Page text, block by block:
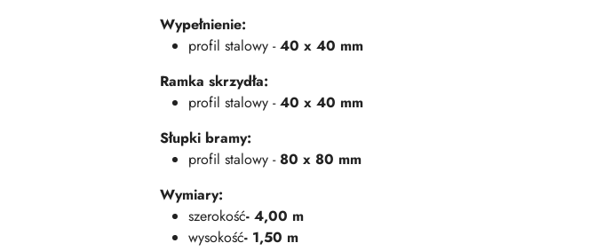
Wypełnienie:
profil stalowy -40 x 40 mm
Ramka skrzydła:
profil stalowy -40 x 40 mm
Słupki bramy:
profil stalowy -80 x 80 mm
Wymiary:
szerokość- 4,00 m
wysokość- 1,50 m